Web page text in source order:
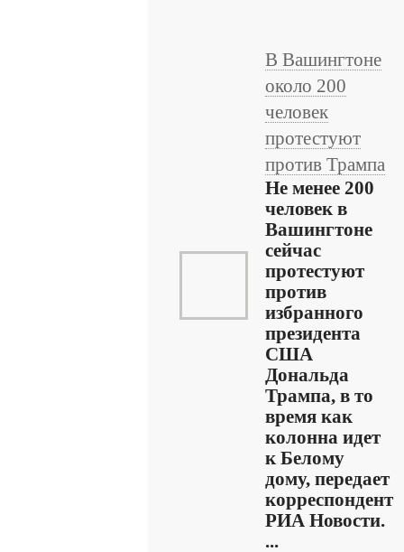
В Вашингтоне
около 200
человек
протестуют
против Трампа
Не менее 200
человек в
Вашингтоне
сейчас
протестуют
против
избранного
президента
США
Дональда
Трампа, в то
время как
колонна идет
к Белому
дому, передает
корреспондент
РИА Новости.
...